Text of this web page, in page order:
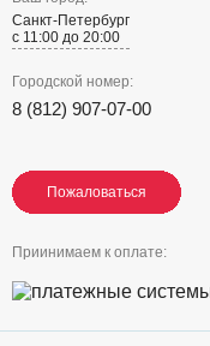
Санкт-Петербург
с 11:00 до 20:00
Городской номер:
8 (812) 907-07-00
Пожаловаться
Пожаловаться
Пожаловаться
Приинимаем к оплате: